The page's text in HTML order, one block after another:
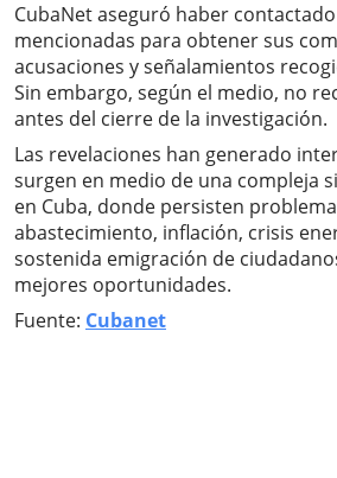
CubaNet aseguró haber
mencionadas para obtener sus
acusaciones y señalamientos
Sin embargo, según el medio, no
antes del cierre de la investigación.
Las revelaciones han generado
surgen en medio de una compleja
en Cuba, donde persisten
abastecimiento, inflación, crisis
sostenida emigración de
mejores oportunidades.
Fuente: Cubanet